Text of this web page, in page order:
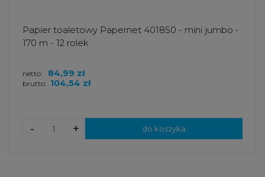
Papier toaletowy Papernet 401850 - mini jumbo -
170 m - 12 rolek
brutto: 104,54 zł
netto: 84,99 zł
+
- do koszyka